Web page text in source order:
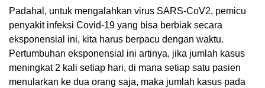
Padahal, untuk mengalahkan virus SARS-CoV2, pemicu
penyakit infeksi Covid-19 yang bisa berbiak secara
eksponensial ini, kita harus berpacu dengan waktu.
Pertumbuhan eksponensial ini artinya, jika jumlah kasus
meningkat 2 kali setiap hari, di mana setiap satu pasien
menularkan ke dua orang saja, maka jumlah kasus pada